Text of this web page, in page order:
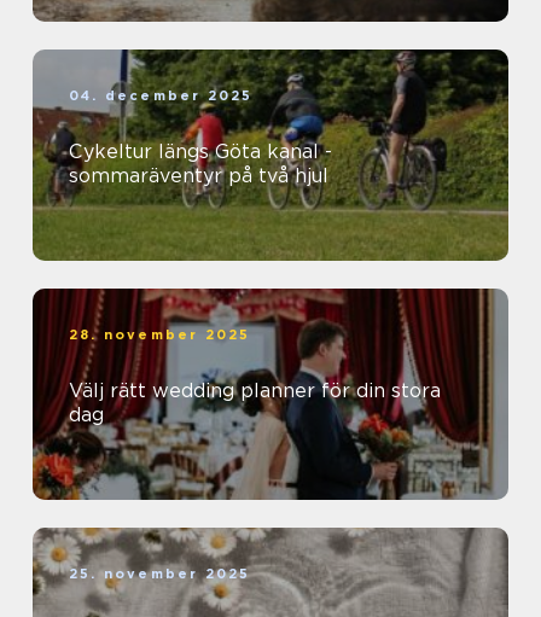
04. december 2025
Cykeltur längs Göta kanal -
sommaräventyr på två hjul
28. november 2025
Välj rätt wedding planner för din stora
dag
25. november 2025